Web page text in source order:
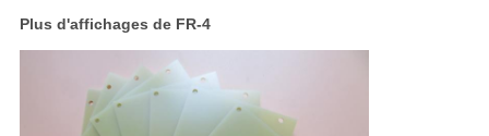
Plus d'affichages de FR-4